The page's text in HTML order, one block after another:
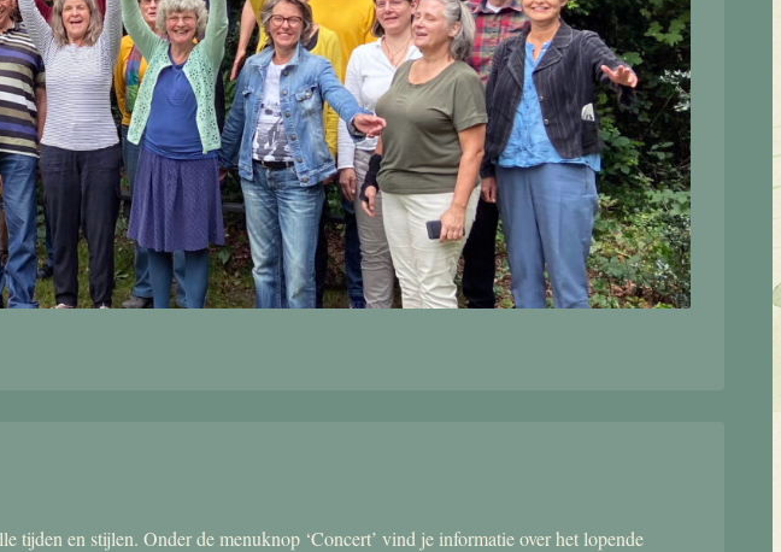
tijden en stijlen. Onder de menuknop ‘Concert’ vind je informatie over het lopende